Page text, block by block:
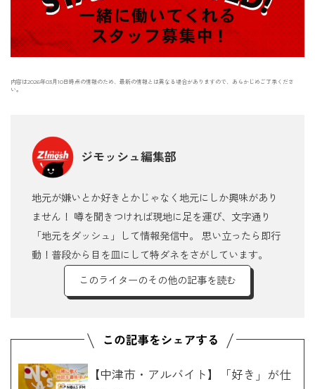
内容は2026年03月10日時点の情報のため、最新の情報とは異なる場合がありますので、あらかじめご了承くださ
い。
ジモッシュ編集部
地元が嫌いとか好きとかじゃなく地元にしか興味があり
ません！ 噂を聞きつければ現地に足を運び、文字通り
「地元をダッシュ」して情報発信中。 思い立ったら即行
動！普段から目を皿にして特ダネをさがしています。
このライターのその他の記事を読む
【中津市・アルバイト】「好き」が仕